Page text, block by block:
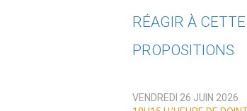
RÉAGIR À
PROPOSITIONS
VENDREDI 26 JUIN 2026